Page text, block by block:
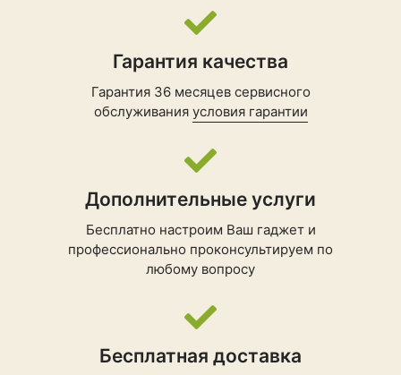
загруженные карты
▸Предварительно
карты горно-лыжных
трасс, ▸Поддержка
загрузочной
картографии, ▸GPS-
(навигация по
направлению),
▸Расчет площади,
▸Спроэктированная
путевая точка,
▸Информация про
▸Активность режима
▸Приливы, ▸Таблицы
приливов
Гарантия качества
Гарантия 36 месяцев сервисного
обслуживания условия гарантии
Дополнительные услуги
Бесплатно настроим Ваш гаджет и
профессионально проконсультируем по
любому вопросу
Бесплатная доставка